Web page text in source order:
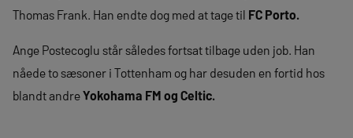
Thomas Frank. Han endte dog med at tage til FC Porto.
Ange Postecoglu står således fortsat tilbage uden job. Han
nåede to sæsoner i Tottenham og har desuden en fortid hos
blandt andreYokohama FM og Celtic.